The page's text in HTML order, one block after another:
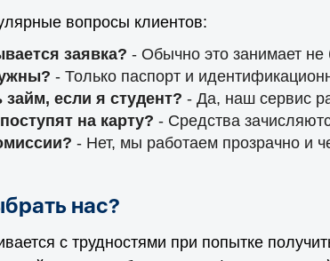
вопросы клиентов:
заявка? - Обычно это занимает не
- Только паспорт и
если я студент? - Да, наш сервис
на карту? - Средства
- Нет, мы работаем прозрачно и
нас?
с трудностями при попытке